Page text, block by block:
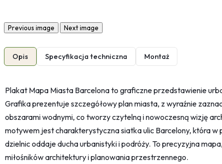
Previous image Next image
Opis Specyfikacja techniczna Montaż
Plakat Mapa Miasta Barcelona to graficzne przedstawienie
Grafika prezentuje szczegółowy plan miasta, z wyraźnie
obszarami wodnymi, co tworzy czytelną i nowoczesną wizję
motywem jest charakterystyczna siatka ulic Barcelony, która w
dzielnic oddaje ducha urbanistyki i podróży. To precyzyjna
miłośników architektury i planowania przestrzennego.